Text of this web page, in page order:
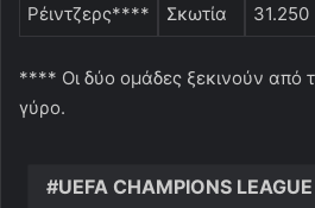
Ρέιντζερς**** Σκωτία 31.250
**** Οι δύο ομάδες ξεκινούν από
γύρο.
UEFA CHAMPIONS LEAGUE